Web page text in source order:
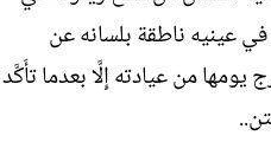
عينيه ناطقة بلسانه عن
من عيادته إِلَّا بعدما تأَكَّد